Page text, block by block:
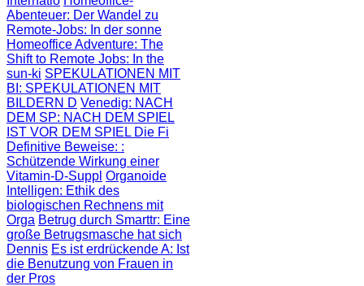
Abenteuer: Der Wandel zu
Remote-Jobs: In der sonne
Homeoffice Adventure: The
Shift to Remote Jobs: In the
sun-ki SPEKULATIONEN MIT
BI : SPEKULATIONEN MIT
BILDERN D Venedig: NACH
DEM SP: NACH DEM SPIEL
IST VOR DEM SPIEL Die Fi
Definitive Beweise: :
Schützende Wirkung einer
Vitamin-D-Suppl Organoide
Intelligen: Ethik des
biologischen Rechnens mit
Orga Betrug durch Smarttr: Eine
große Betrugsmasche hat sich
Dennis Es ist erdrückende A: Ist
die Benutzung von Frauen in
der Pros